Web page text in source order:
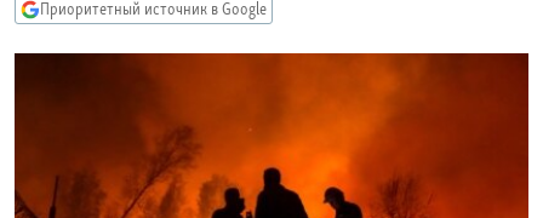
Вернутся
КАВКАЗ.РЕАЛИИ
СИБИРЬ.РЕАЛИИ
РАСПИСАНИЕ ВЕЩАНИЯ
ПОДПИШИТЕСЬ НА РАССЫЛКУ
Приоритетный источник в Google